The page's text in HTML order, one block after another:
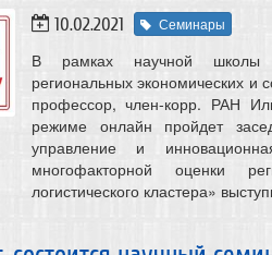
10.02.2021 Семинары
В рамках научной школы
региональных экономических и
профессор, член-корр. РАН
режиме онлайн пройдет
управление и
многофакторной оценки
логистического кластера»